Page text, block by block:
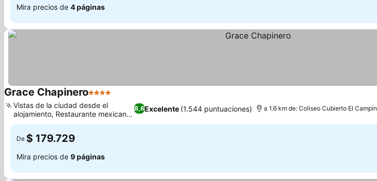
Mira precios de 4 páginas
Grace Chapinero4 Estrellas
8,6Excelente (1.544 puntuaciones)
Vistas de la ciudad desde el
alojamiento, Restaurante mexicano
en el hotel
a 1.6 km de: Coliseo Cubierto El Campín
De $ 179.729
Mira precios de 9 páginas